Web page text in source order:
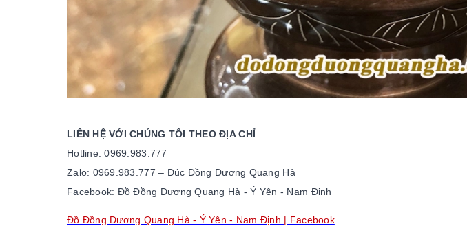
-------------------------
LIÊN HỆ VỚI CHÚNG TÔI THEO ĐỊA CHỈ
Hotline: 0969.983.777
Zalo: 0969.983.777 – Đúc Đồng Dương Quang Hà
Facebook: Đồ Đồng Dương Quang Hà - Ý Yên - Nam Định
Đồ Đồng Dương Quang Hà - Ý Yên - Nam Định | Facebook